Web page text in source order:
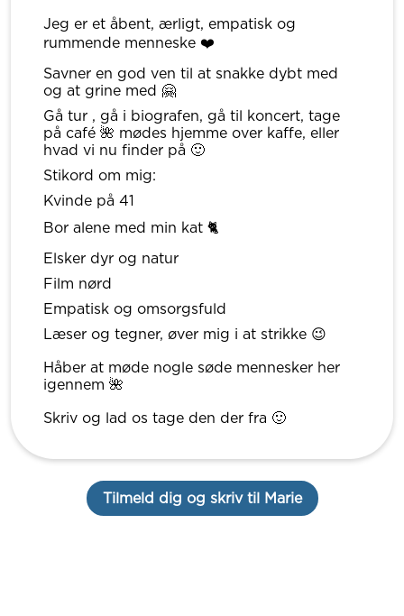
Jeg er et åbent, ærligt, empatisk og
rummende menneske ❤️
Savner en god ven til at snakke dybt med
og at grine med 🤗
Gå tur , gå i biografen, gå til koncert, tage
på café 🌺 mødes hjemme over kaffe, eller
hvad vi nu finder på 🙂
Stikord om mig:
Kvinde på 41
Bor alene med min kat 🐈
Elsker dyr og natur
Film nørd
Empatisk og omsorgsfuld
Læser og tegner, øver mig i at strikke 😉
Håber at møde nogle søde mennesker her
igennem 🌺
Skriv og lad os tage den der fra 🙂
Tilmeld dig og skriv til Marie